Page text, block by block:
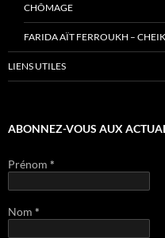
CHÔMAGE
FARIDA AÏT FERROUKH –
LIENS UTILES
ABONNEZ-VOUS AUX
Prénom *
Nom *